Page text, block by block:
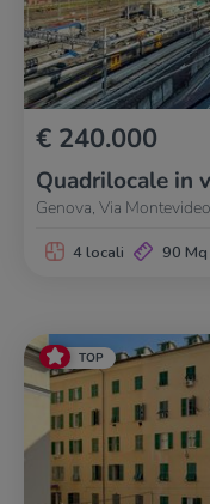
€ 240.000
Quadrilocale in
Genova, Via
4 locali 90 Mq
TOP